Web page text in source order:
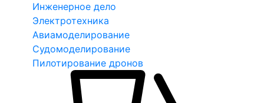
Инженерное дело
Электротехника
Авиамоделирование
Судомоделирование
Пилотирование дронов